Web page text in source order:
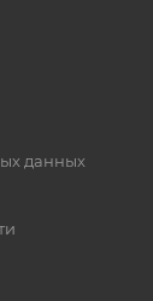
данных